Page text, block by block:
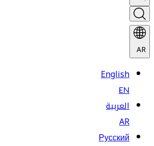
AR
English
EN
العربية
AR
Русский